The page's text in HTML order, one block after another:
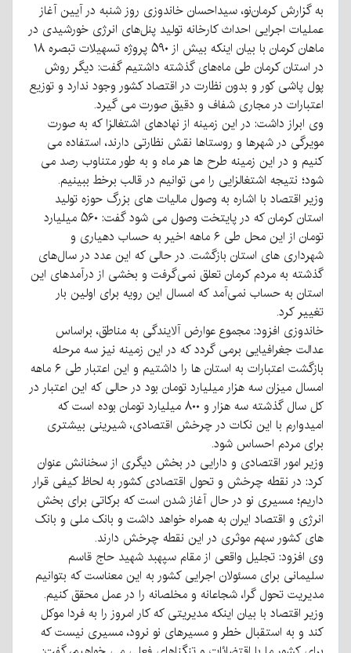
به گزارش کرمان‌نو، سیداحسان خاندوزی روز شنبه در آیین آغاز
عملیات اجرایی احداث کارخانه تولید پنل‌های انرژی خورشیدی در
ماهان کرمان با بیان اینکه بیش از ۵۹۰ پروژه تسهیلات تبصره ۱۸
در استان کرمان طی ماه‌های گذشته داشتیم گفت: دیگر روش
پول پاشی کور و بدون نظارت در اقتصاد کشور وجود ندارد و توزیع
اعتبارات در مجاری شفاف و دقیق صورت می گیرد.
وی ابراز داشت: در این زمینه از نهادهای اشتغالزا که به صورت
مویرگی در شهرها و روستاها نقش نظارتی دارند، استفاده می
کنیم و در این زمینه طرح ها هر ماه و به طور متناوب رصد می
شود؛ نتیجه اشتغالزایی را می توانیم در قالب برخط ببینیم.
وزیر اقتصاد با اشاره به وصول مالیات های بزرگ حوزه تولید
استان کرمان که در پایتخت وصول می شود گفت: ۵۶۰ میلیارد
تومان از این محل طی ۶ ماهه اخیر به حساب دهیاری و
شهرداری های استان بازگشت. در حالی که این عدد در سال‌های
گذشته به مردم کرمان تعلق نمی‌گرفت و بخشی از درآمدهای این
استان به حساب نمی‌آمد که امسال این رویه برای اولین بار
تغییر کرد.
خاندوزی افزود: مجموع عوارض آلایندگی به مناطق، براساس
عدالت جغرافیایی برمی گردد که در این زمینه نیز سه مرحله
بازگشت اعتبارات به استان ها را داشتیم و این اعتبار طی ۶ ماهه
امسال میزان سه هزار میلیارد تومان بود در حالی که این اعتبار در
کل سال گذشته سه هزار و ۸۰۰ میلیارد تومان بوده است که
امیدوارم با این نکات در چرخش اقتصادی، شیرینی بیشتری
برای مردم احساس شود.
وزیر امور اقتصادی و دارایی در بخش دیگری از سخنانش عنوان
کرد: در نقطه چرخش و تحول اقتصادی کشور به لحاظ کیفی قرار
داریم؛ مسیری نو در حال آغاز شدن است که برکاتی برای بخش
انرژی و اقتصاد ایران به همراه خواهد داشت و بانک ملی و بانک
های کشور سهم موثری در این نقطه چرخش دارند.
وی افزود: تجلیل واقعی از مقام سپهبد شهید حاج قاسم
سلیمانی برای مسئولان اجرایی کشور به این معناست که بتوانیم
مدیریت تحول گرا، شجاعانه و مخلصانه را در عمل محقق کنیم.
وزیر اقتصاد با بیان اینکه مدیریتی که کار امروز را به فردا موکل
کند و به استقبال خطر و مسیرهای نو نرود، مسیری نیست که